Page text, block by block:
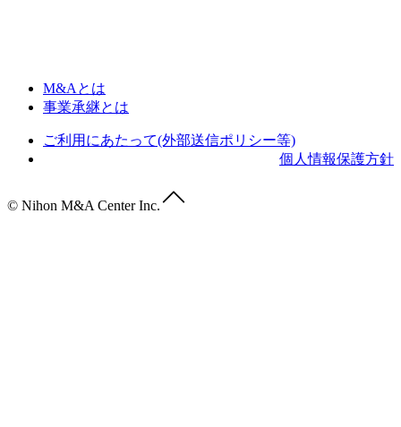
M&Aとは
事業承継とは
ご利用にあたって(外部送信ポリシー等)
個人情報保護方針
© Nihon M&A Center Inc.